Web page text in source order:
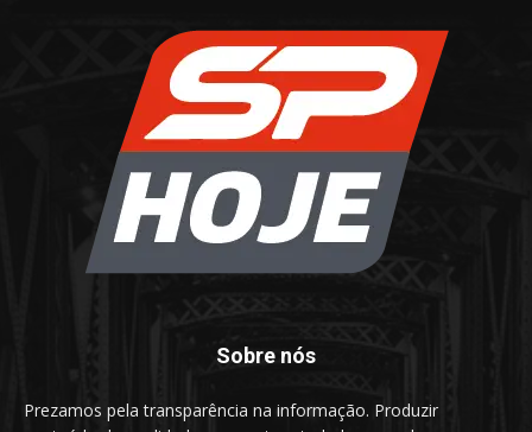
Sobre nós
Prezamos pela transparência na informação. Produzir